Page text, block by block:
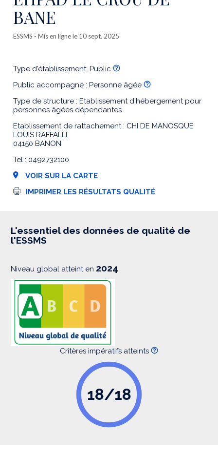
BANE
ESSMS - Mis en ligne le 10 sept. 2025
Type d'établissement: Public
Public accompagné : Personne âgée
Type de structure : Etablissement d'hébergement pour
personnes âgées dépendantes
Etablissement de rattachement : CHI DE MANOSQUE
LOUIS RAFFALLI
04150 BANON
Tel : 0492732100
VOIR SUR LA CARTE
I
s
i
IMPRIMER LES RÉSULTATS QUALITÉ
L'essentiel des données de qualité de
l'ESSMS
Niveau global atteint en 2024
Critères impératifs atteints
18/18